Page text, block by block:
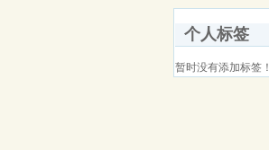
个人标签
暂时没有添加标签！